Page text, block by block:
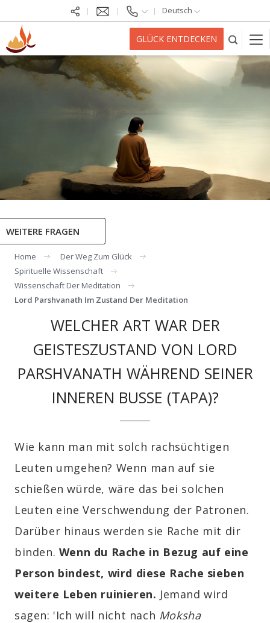
Deutsch
GLÜCK ENTDECKEN
WEITERE FRAGEN
Home
Der Weg Zum Glück
Spirituelle Wissenschaft
Wissenschaft Der Meditation
Lord Parshvanath Im Zustand Der Meditation
WELCHER ART WAR DER
GEISTESZUSTAND VON LORD
PARSHVANATH WÄHREND SEINER
INNEREN BUSSE (TAPA)?
Wie kann man mit solch rachsüchtigen
Leuten umgehen? Wenn man auf sie
schießen würde, wäre das bei solchen
Leuten eine Verschwendung der Patronen.
Darüber hinaus werden sie Rache mit dir
binden. Wenn du Rache in Bezug auf eine
Person bindest, wird diese Rache sieben
weitere Leben ruinieren. Jemand wird
sagen: 'Ich will nicht nach Moksha